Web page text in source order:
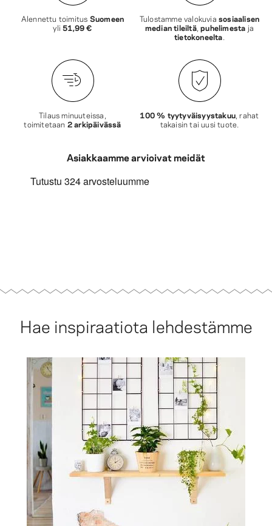
Alennettu toimitus Suomeen
yli51,99 €
Tulostamme valokuvia sosiaalisen
median tileiltä,puhelimesta ja
tietokoneelta
Tilaus minuuteissa,
toimitetaan 2 arkipäivässä
100 % tyytyväisyystakuu , rahat
takaisin tai uusi tuote.
Asiakkaamme arvioivat meidät
Hae inspiraatiota lehdestämme